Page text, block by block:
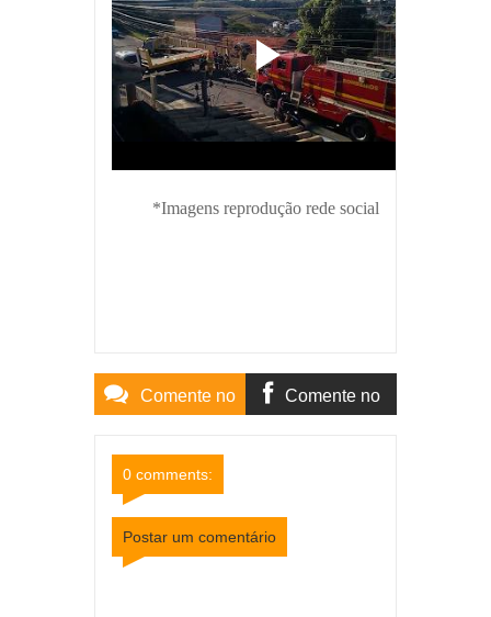
*Imagens reprodução rede social
Comente no Comente no
0 comments:
Postar um comentário